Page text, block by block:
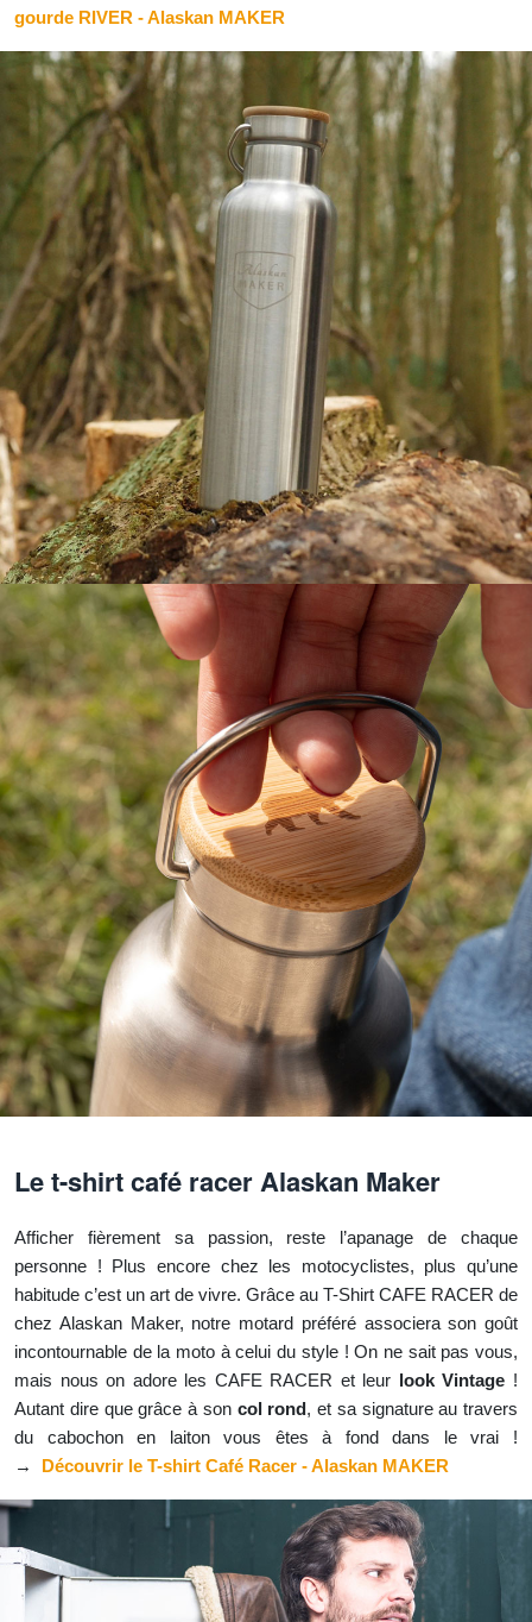
gourde RIVER - Alaskan MAKER
Le t-shirt café racer Alaskan Maker
Afficher fièrement sa passion, reste l’apanage de chaque
personne ! Plus encore chez les motocyclistes, plus qu’une
habitude c’est un art de vivre. Grâce au T-Shirt CAFE RACER de
chez Alaskan Maker, notre motard préféré associera son goût
incontournable de la moto à celui du style ! On ne sait pas vous,
mais nous on adore les CAFE RACER et leur look Vintage !
Autant dire que grâce à son col rond, et sa signature au travers
du cabochon en laiton vous êtes à fond dans le vrai !
→
Découvrir le T-shirt Café Racer - Alaskan MAKER